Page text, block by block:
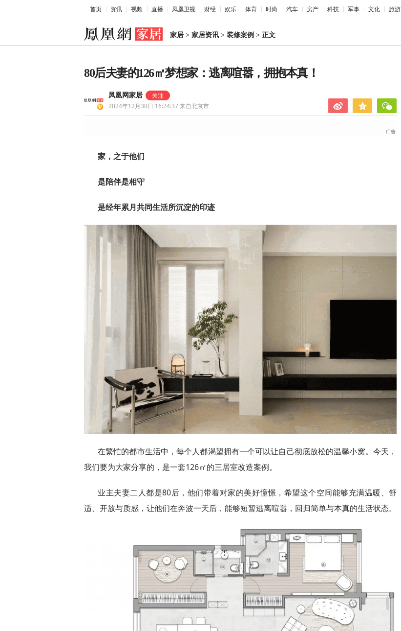
首页 资讯 视频 直播 凤凰卫视 财经 娱乐 体育 时尚 汽车 房产 科技 军事 文化 旅游
家居 > 家居资讯 > 装修案例 > 正文
80后夫妻的126㎡梦想家：逃离喧嚣，拥抱本真！
凤凰网家居
2024年12月30日 16:24:37来自北京市
家，之于他们
是陪伴是相守
是经年累月共同生活所沉淀的印迹
在繁忙的都市生活中，每个人都渴望拥有一个可以让自己彻底放松的温馨小窝。今天，
我们要为大家分享的，是一套126㎡的三居室改造案例。
业主夫妻二人都是80后，他们带着对家的美好憧憬，希望这个空间能够充满温暖、舒
适、开放与质感，让他们在奔波一天后，能够短暂逃离喧嚣，回归简单与本真的生活状态。